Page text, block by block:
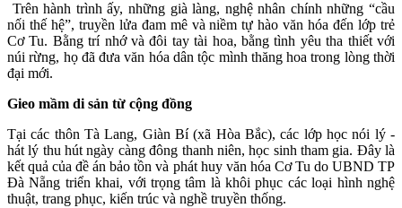
Trên hành trình ấy, những già làng, nghệ nhân chính những “cầu
nối thế hệ”, truyền lửa đam mê và niềm tự hào văn hóa đến lớp trẻ
Cơ Tu. Bằng trí nhớ và đôi tay tài hoa, bằng tình yêu tha thiết với
núi rừng, họ đã đưa văn hóa dân tộc mình thăng hoa trong lòng thời
đại mới.
Gieo mầm di sản từ cộng đồng
Tại các thôn Tà Lang, Giàn Bí (xã Hòa Bắc), các lớp học nói lý -
hát lý thu hút ngày càng đông thanh niên, học sinh tham gia. Đây là
kết quả của đề án bảo tồn và phát huy văn hóa Cơ Tu do UBND TP
Đà Nẵng triển khai, với trọng tâm là khôi phục các loại hình nghệ
thuật, trang phục, kiến trúc và nghề truyền thống.